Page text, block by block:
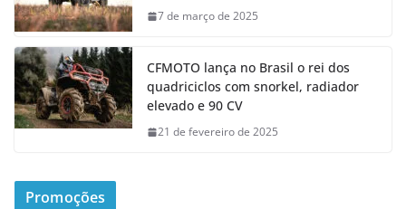
7 de março de 2025
CFMOTO lança no Brasil o rei dos
quadriciclos com snorkel, radiador
elevado e 90 CV
21 de fevereiro de 2025
Promoções